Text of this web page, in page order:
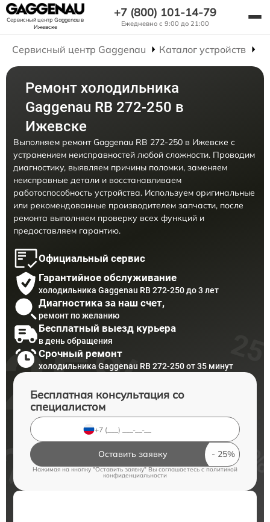
Сервисный центр Gaggenauв
Ижевске
+7 (800) 101-14-79
Ежедневно с 9:00 до 21:00
Сервисный центр Gaggenau Каталог устройств
Ремонт холодильника
Gaggenau RB 272-250 в
Ижевске
Выполняем ремонт Gaggenau RB 272-250 в Ижевске с
устранением неисправностей любой сложности. Проводим
диагностику, выявляем причины поломки, заменяем
неисправные детали и восстанавливаем
работоспособность устройства. Используем оригинальные
или рекомендованные производителем запчасти, после
ремонта выполняем проверку всех функций и
предоставляем гарантию.
Официальный сервис
Гарантийное обслуживание
холодильника Gaggenau RB 272-250 до 3 лет
Диагностика за наш счет,
ремонт по желанию
Бесплатный выезд курьера
в день обращения
Срочный ремонт
холодильника Gaggenau RB 272-250 от 35 минут
Бесплатная консультация со
специалистом
Оставить заявку
Нажимая на кнопку "Оставить заявку" Вы соглашаетесь c политикой
конфиденциальности